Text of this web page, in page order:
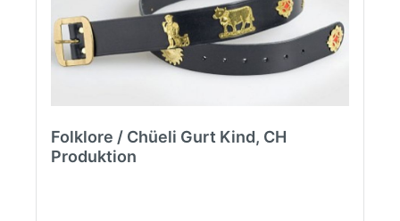
Folklore / Chüeli Gurt Kind, CH
Produktion